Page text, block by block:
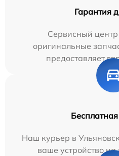
Гарантия
Сервисный
оригинальные
предоставляет
Наш курьер в
ваше устройство